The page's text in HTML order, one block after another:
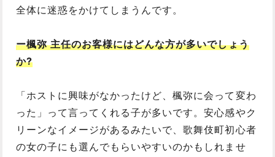
全体に迷惑をかけてしまうんです。
ー楓弥 主任のお客様にはどんな方が多いでしょう
か?
「ホストに興味がなかったけど、楓弥に会って変わ
った」って言ってくれる子が多いです。安心感やク
リーンなイメージがあるみたいで、歌舞伎町初心者
の女の子にも選んでもらいやすいのかもしれませ